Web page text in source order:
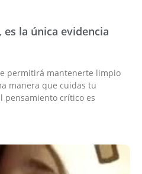
la única evidencia
permitirá mantenerte limpio
manera que cuidas tu
pensamiento crítico es